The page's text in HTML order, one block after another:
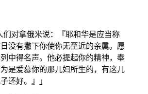
们对拿俄米说：『耶和华是应当称
没有撇下你使你无至近的亲属。愿
中得名声。他必提起你的精神，奉
是爱慕你的那儿妇所生的，有这儿
还好。』」